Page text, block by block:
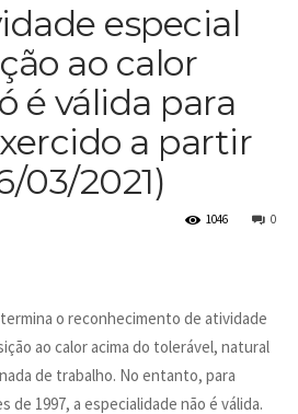
especial
ao calor
é válida para
a partir
03/2021)
0
1046
o reconhecimento de atividade
ao calor acima do tolerável, natural
de trabalho. No entanto, para
de 1997, a especialidade não é válida.